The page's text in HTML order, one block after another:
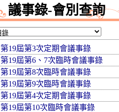
議事錄-會別查詢
第19屆第3次定期會議事錄
第19屆第6、7次臨時會議事錄
第19屆第8次臨時會議事錄
第19屆第9次臨時會議事錄
第19屆第4次定期會議事錄
第19屆第10次臨時會議事錄